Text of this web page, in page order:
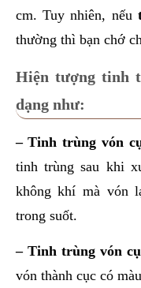
cm. Tuy nhiên, nếu
thường thì bạn chớ
Hiện tượng tinh
dạng như:
– Tinh trùng vón
tinh trùng sau khi
không khí mà vón
trong suốt.
– Tinh trùng vón
vón thành cục có